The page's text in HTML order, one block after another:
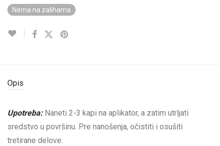
Nema na zalihama
Opis
Upotreba:Naneti 2-3 kapi na aplikator, a zatim utrljati
sredstvo u površinu. Pre nanošenja, očistiti i osušiti
tretirane delove.